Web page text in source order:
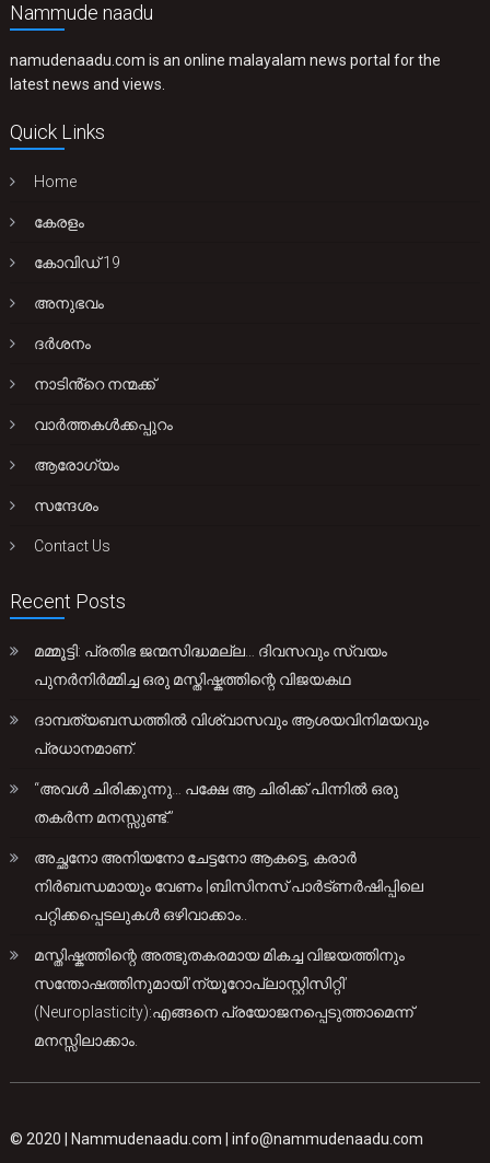
Nammude naadu
namudenaadu.com is an online malayalam news portal for the
latest news and views.
Quick Links
Home
കേരളം
കോവിഡ് 19
അനുഭവം
ദർശനം
നാടിൻ്റെ നന്മക്ക്
വാർത്തകൾക്കപ്പുറം
ആരോഗ്യം
സന്ദേശം
Contact Us
Recent Posts
മമ്മൂട്ടി: പ്രതിഭ ജന്മസിദ്ധമല്ല… ദിവസവും സ്വയം
പുനർനിർമ്മിച്ച ഒരു മസ്തിഷ്കത്തിന്റെ വിജയകഥ
ദാമ്പത്യബന്ധത്തിൽ വിശ്വാസവും ആശയവിനിമയവും
പ്രധാനമാണ്.
“അവൾ ചിരിക്കുന്നു… പക്ഷേ ആ ചിരിക്ക് പിന്നിൽ ഒരു
തകർന്ന മനസ്സുണ്ട്.”
അച്ഛനോ അനിയനോ ചേട്ടനോ ആകട്ടെ, കരാർ
നിർബന്ധമായും വേണം |ബിസിനസ് പാർട്ണർഷിപ്പിലെ
പറ്റിക്കപ്പെടലുകൾ ഒഴിവാക്കാം..
മസ്തിഷ്കത്തിന്റെ അത്ഭുതകരമായ മികച്ച വിജയത്തിനും
സന്തോഷത്തിനുമായി’ന്യൂറോപ്ലാസ്റ്റിസിറ്റി’
(Neuroplasticity):എങ്ങനെ പ്രയോജനപ്പെടുത്താമെന്ന്
മനസ്സിലാക്കാം.
© 2020 | Nammudenaadu.com |info@nammudenaadu.com